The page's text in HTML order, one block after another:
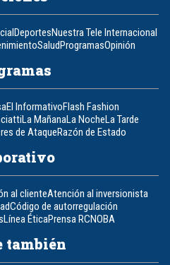
DeportesNuestra Tele Internacional
SaludProgramasOpinión
El InformativoFlash Fashion
La MañanaLa NocheLa Tarde
de AtaqueRazón de Estado
al clienteAtención al inversionista
Código de autorregulación
Línea ÉticaPrensa RCNOBA
también